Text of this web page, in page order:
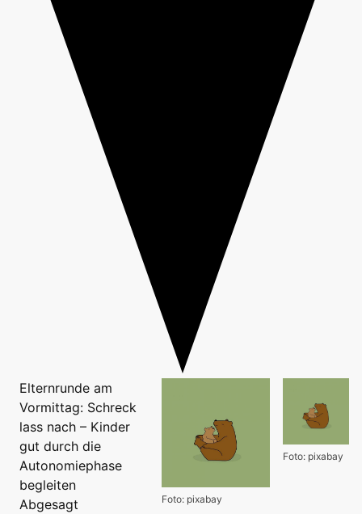
Foto: pixabay
Foto: pixabay
Elternrunde am
Vormittag: Schreck
lass nach – Kinder
gut durch die
Autonomiephase
begleiten
Abgesagt